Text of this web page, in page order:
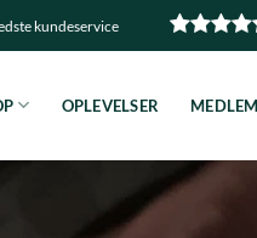
kundeservice
OPLEVELSER